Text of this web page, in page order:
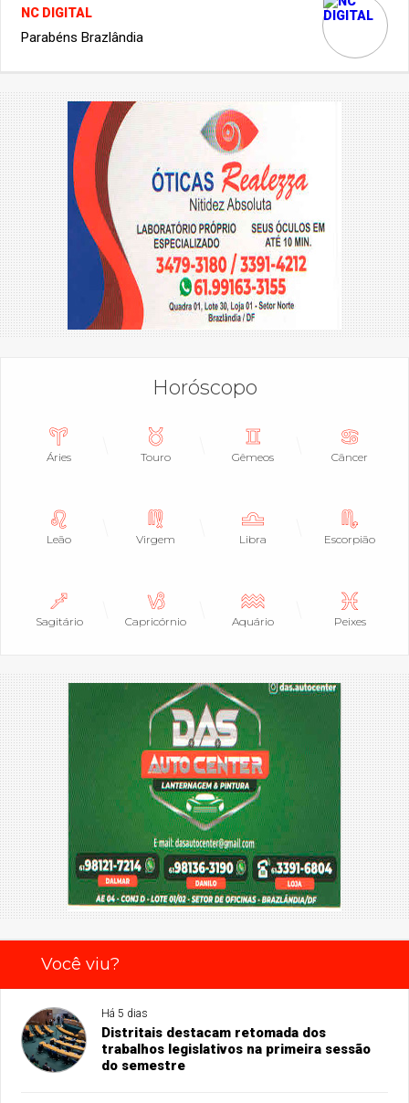
NC DIGITAL
Parabéns Brazlândia
Horóscopo
Áries Touro Gêmeos Câncer
Leão Virgem Libra Escorpião
Sagitário Capricórnio Aquário Peixes
Você viu?
Há 5 dias
Distritais destacam retomada dos
trabalhos legislativos na primeira sessão
do semestre